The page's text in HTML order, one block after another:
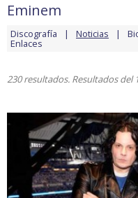
Eminem
Discografía Noticias
Enlaces
230 resultados. Resultados del